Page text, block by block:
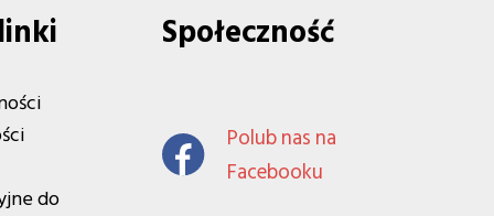
do
Społeczność
Polub nas na
Facebooku